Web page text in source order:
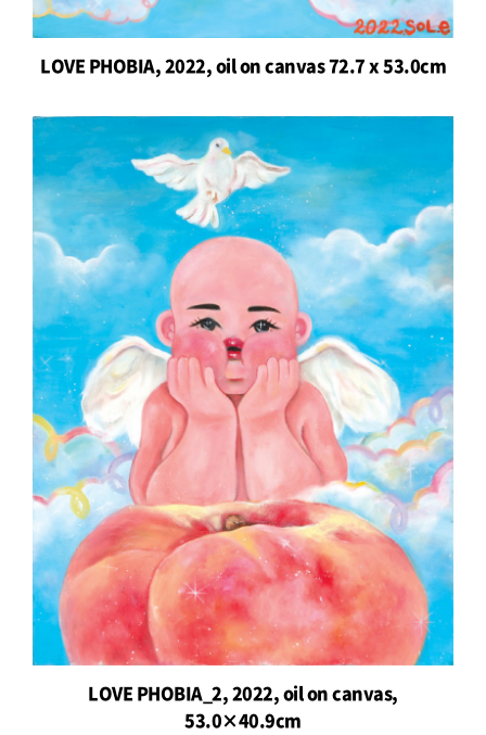
LOVE PHOBIA, 2022, oil on canvas 72.7 x 53.0cm
LOVE PHOBIA_2, 2022, oil on canvas,
53.0×40.9cm